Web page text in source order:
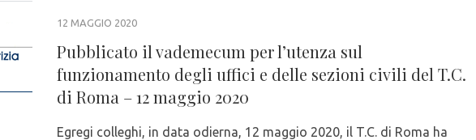
12 MAGGIO 2020
Pubblicato il vademecum per l’utenza sul
funzionamento degli uffici e delle sezioni civili del T.C.
di Roma – 12 maggio 2020
Egregi colleghi, in data odierna, 12 maggio 2020, il T.C. di Roma ha